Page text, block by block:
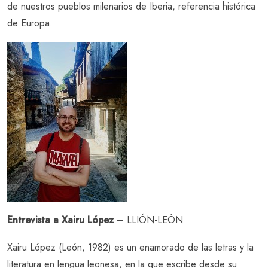
de nuestros pueblos milenarios de Iberia, referencia histórica
de Europa.
Entrevista a Xairu López– LLIÓN-LEÓN
Xairu López (León, 1982) es un enamorado de las letras y la
literatura en lengua leonesa, en la que escribe desde su